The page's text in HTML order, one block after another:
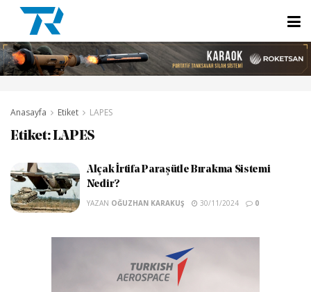
Anasayfa Etiket LAPES
Etiket:LAPES
Alçak İrtifa Paraşütle Bırakma Sistemi
Nedir?
YAZAN OĞUZHAN KARAKUŞ 30/11/2024 0